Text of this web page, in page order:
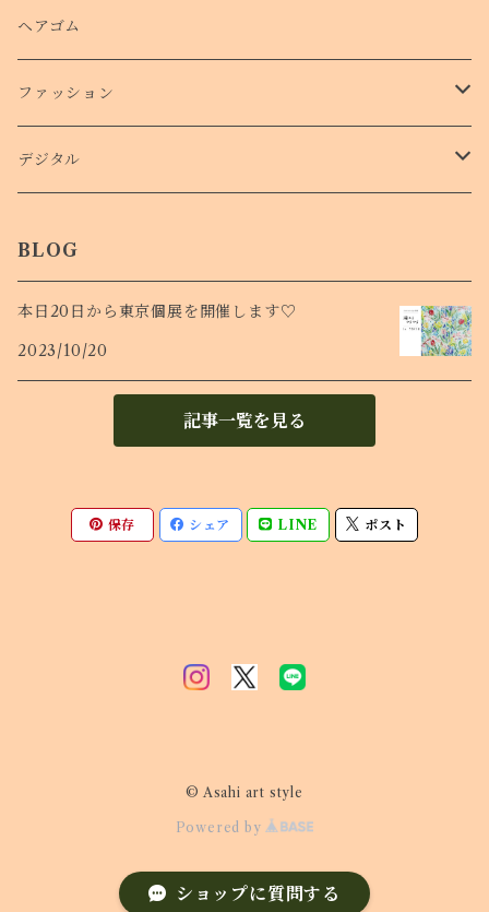
スマホリング
ショルダー付きケース
ステッカー
パスケース
ヘアゴム
ファッション
Ｔシャツ
デジタル
BLOG
本日20日から東京個展を開催します♡
2023/10/20
記事一覧を見る
保存 シェア LINE ポスト
© Asahi art style
Powered by
ショップに質問する